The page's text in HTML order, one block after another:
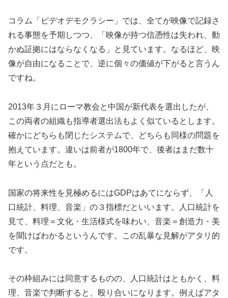
コラム「ビデオデモクラシー」では、全てが映像で記録さ
れる事態を予期しつつ、「映像が持つ信憑性は失われ、動
かぬ証拠にはならなくなる」と見ています。なるほど、映
像が自由になることで、逆に個々の価値が下がると言うん
ですね。
2013年３月にローマ教会と中国が新代表を選出したが、
この両者の組織も指導者選出法もよく似ているとします。
確かにどちらも閉じたシステムで、どちらも同様の問題を
抱えています。違いは前者が1800年で、後者はまだ数十
年という点だとも。
国家の将来性を見極めるにはGDPはあてにならず、「人
口統計、料理、音楽」の３指標だといいます。人口統計を
見て、料理＝文化・生活様式を味わい、音楽＝創造力・美
を聞けばわかるというんです。この乱暴な見解がアタリ的
です。
その枠組みには同意するものの、人口統計はともかく、料
理、音楽で判断すると、殴り合いになります。例えばアタ